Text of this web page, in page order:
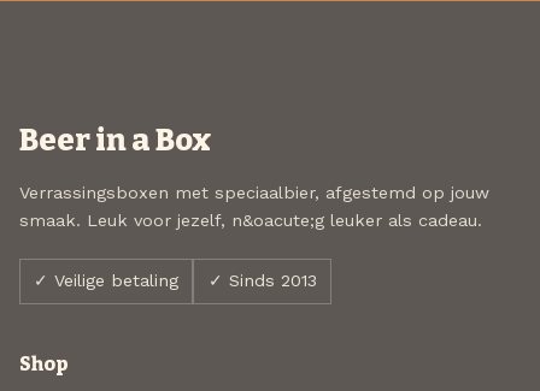
Beer in a Box
Verrassingsboxen met speciaalbier, afgestemd op jouw
smaak. Leuk voor jezelf, n&oacute;g leuker als cadeau.
✓ Veilige betaling ✓ Sinds 2013
Shop